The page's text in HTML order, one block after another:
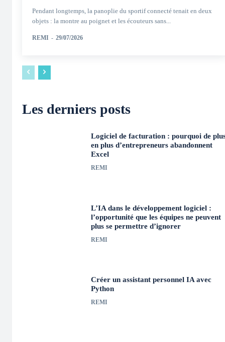
Pendant longtemps, la panoplie du sportif connecté tenait en deux
objets : la montre au poignet et les écouteurs sans...
REMI - 29/07/2026
Les derniers posts
Logiciel de facturation : pourquoi de
en plus d’entrepreneurs abandonnent
Excel
REMI
L’IA dans le développement logiciel :
l’opportunité que les équipes ne peuvent
plus se permettre d’ignorer
REMI
Créer un assistant personnel IA avec
Python
REMI